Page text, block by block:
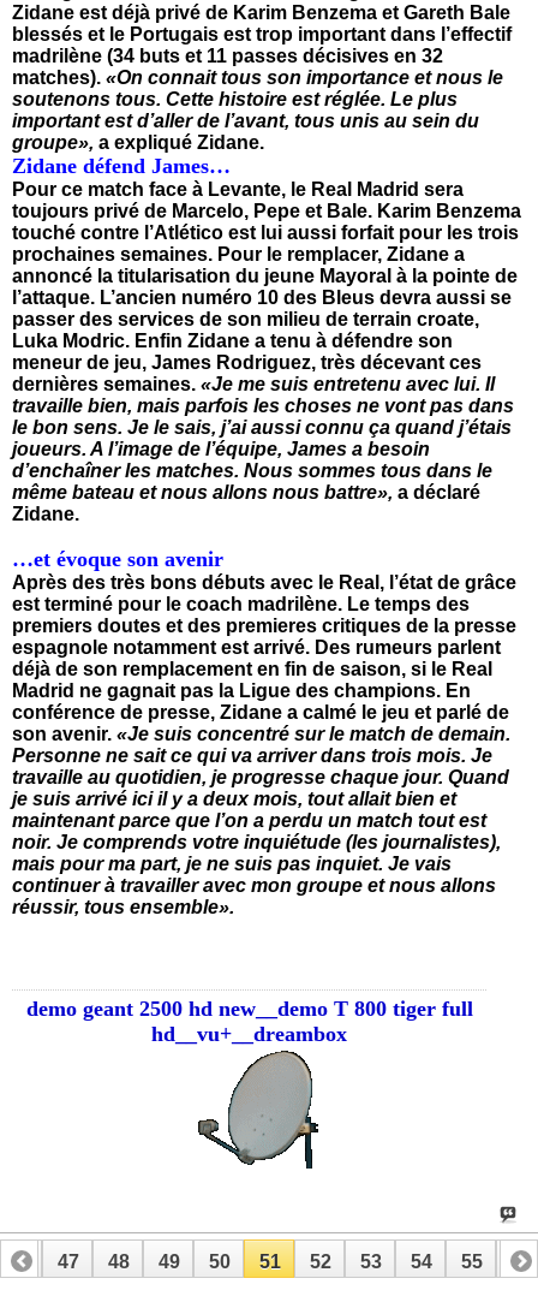
Zidane est déjà privé de Karim Benzema et Gareth Bale
blessés et le Portugais est trop important dans l’effectif
madrilène (34 buts et 11 passes décisives en 32
matches). «On connait tous son importance et nous le
soutenons tous. Cette histoire est réglée. Le plus
important est d’aller de l’avant, tous unis au sein du
groupe», a expliqué Zidane.
Zidane défend James…
Pour ce match face à Levante, le Real Madrid sera
toujours privé de Marcelo, Pepe et Bale. Karim Benzema
touché contre l’Atlético est lui aussi forfait pour les trois
prochaines semaines. Pour le remplacer, Zidane a
annoncé la titularisation du jeune Mayoral à la pointe de
l’attaque. L’ancien numéro 10 des Bleus devra aussi se
passer des services de son milieu de terrain croate,
Luka Modric. Enfin Zidane a tenu à défendre son
meneur de jeu, James Rodriguez, très décevant ces
dernières semaines. «Je me suis entretenu avec lui. Il
travaille bien, mais parfois les choses ne vont pas dans
le bon sens. Je le sais, j’ai aussi connu ça quand j’étais
joueurs. A l’image de l’équipe, James a besoin
d’enchaîner les matches. Nous sommes tous dans le
même bateau et nous allons nous battre», a déclaré
Zidane.
…et évoque son avenir
Après des très bons débuts avec le Real, l’état de grâce
est terminé pour le coach madrilène. Le temps des
premiers doutes et des premieres critiques de la presse
espagnole notamment est arrivé. Des rumeurs parlent
déjà de son remplacement en fin de saison, si le Real
Madrid ne gagnait pas la Ligue des champions. En
conférence de presse, Zidane a calmé le jeu et parlé de
son avenir. «Je suis concentré sur le match de demain.
Personne ne sait ce qui va arriver dans trois mois. Je
travaille au quotidien, je progresse chaque jour. Quand
je suis arrivé ici il y a deux mois, tout allait bien et
maintenant parce que l’on a perdu un match tout est
noir. Je comprends votre inquiétude (les journalistes),
mais pour ma part, je ne suis pas inquiet. Je vais
continuer à travailler avec mon groupe et nous allons
réussir, tous ensemble».
demo geant 2500 hd new__demo T 800 tiger full
hd__vu+__dreambox
46 47 48 49 50 51 52 53 54 55 56